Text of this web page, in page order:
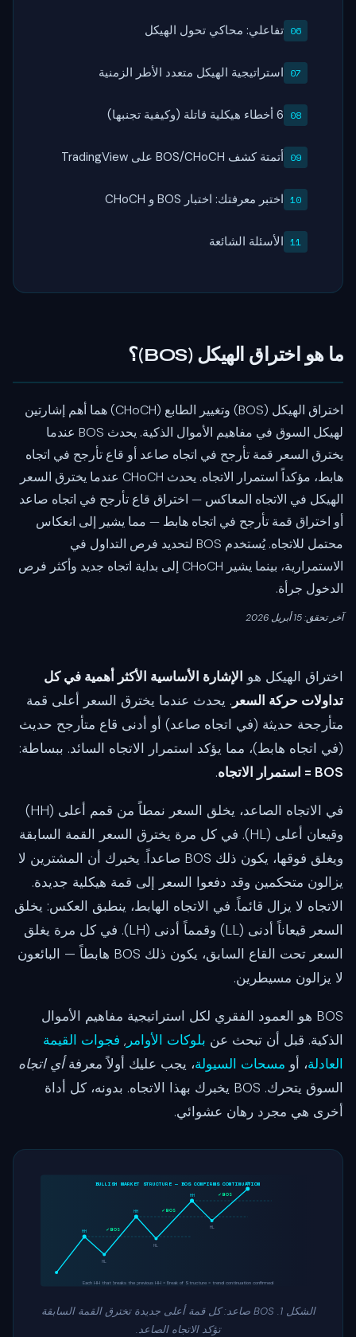
تفاعلي: محاكي تحول الهيكل
استراتيجية الهيكل متعدد الأطر الزمنية
6 أخطاء هيكلية قاتلة (وكيفية تجنبها)
أتمتة كشف BOS/CHoCH على TradingView
اختبر معرفتك: اختبار BOS و CHoCH
الأسئلة الشائعة
ما هو اختراق الهيكل (BOS)؟
اختراق الهيكل (BOS) وتغيير الطابع (CHoCH) هما أهم إشارتين
لهيكل السوق في مفاهيم الأموال الذكية. يحدث BOS عندما
يخترق السعر قمة تأرجح في اتجاه صاعد أو قاع تأرجح في اتجاه
هابط، مؤكداً استمرار الاتجاه. يحدث CHoCH عندما يخترق السعر
الهيكل في الاتجاه المعاكس — اختراق قاع تأرجح في اتجاه صاعد
أو اختراق قمة تأرجح في اتجاه هابط — مما يشير إلى انعكاس
محتمل للاتجاه. يُستخدم BOS لتحديد فرص التداول في
الاستمرارية، بينما يشير CHoCH إلى بداية اتجاه جديد وأكثر فرص
الدخول جرأة.
آخر تحقق: 15 أبريل 2026
اختراق الهيكل هو الإشارة الأساسية الأكثر أهمية في كل
تداولات حركة السعر . يحدث عندما يخترق السعر أعلى قمة
متأرجحة حديثة (في اتجاه صاعد) أو أدنى قاع متأرجح حديث
(في اتجاه هابط)، مما يؤكد استمرار الاتجاه السائد. ببساطة:
BOS = استمرار الاتجاه
.
في الاتجاه الصاعد، يخلق السعر نمطاً من قمم أعلى (HH)
وقيعان أعلى (HL). في كل مرة يخترق السعر القمة السابقة
ويغلق فوقها، يكون ذلك BOS صاعداً. يخبرك أن المشترين لا
يزالون متحكمين وقد دفعوا السعر إلى قمة هيكلية جديدة.
الاتجاه لا يزال قائماً. في الاتجاه الهابط، ينطبق العكس: يخلق
السعر قيعاناً أدنى (LL) وقمماً أدنى (LH). في كل مرة يغلق
السعر تحت القاع السابق، يكون ذلك BOS هابطاً — البائعون
لا يزالون مسيطرين.
BOS هو العمود الفقري لكل استراتيجية مفاهيم الأموال
الذكية. قبل أن تبحث عن بلوكات الأوامر , فجوات القيمة
العادلة، أو مسحات السيولة، يجب عليك أولاً معرفةأي اتجاه
السوق يتحرك. BOS يخبرك بهذا الاتجاه. بدونه، كل أداة
أخرى هي مجرد رهان عشوائي.
BULLISH MARKET STRUCTURE — BOS CONFIRMS CONTINUATION
HH
HH
HH
HH
HL
HL
HL
BOS ✓
BOS ✓
BOS ✓
Each HH that breaks the previous HH = Break of Structure = trend continuation confirmed
الشكل 1. BOS صاعد: كل قمة أعلى جديدة تخترق القمة السابقة
تؤكد الاتجاه الصاعد.